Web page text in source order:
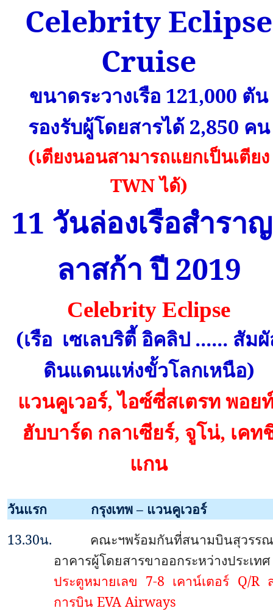
Celebrity Eclipse
Cruise
ขนาดระวางเรือ 121,000 ตัน
รองรับผู้โดยสารได้2,850 คน
(เตียงนอนสามารถแยกเป็นเตียง
TWNได้)
11 วันล่องเรือสำรา
ลาสก้า ปี 2019
Celebrity Eclipse
(เรือ เซเลบริตี้ อิคลิป ...... สัม
ดินแดนแห่งขั้วโลกเหนือ)
แวนคูเวอร์, ไอซ์ซี่สเตรท พอย
ฮับบาร์ด กลาเซียร์, จูโน่, เคท
แกน
วันแรก
กรุงเทพ – แวนคูเวอร์
13.30น.
คณะฯพร้อมกันที่สนามบินสุวรร
อาคารผู้โดยสารขาออกระหว่างประเทศ
ประตูหมายเลข 7-8 เคาน์เตอร์ Q/R
การบิน EVA Airways